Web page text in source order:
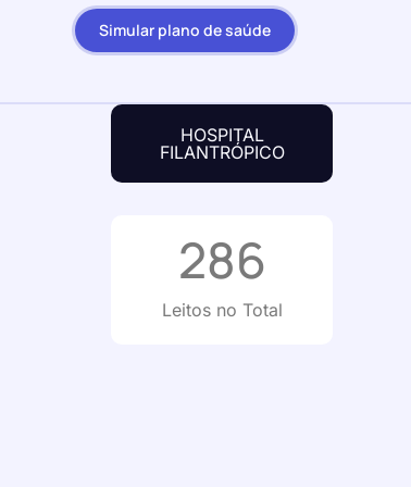
Simular plano de saúde
HOSPITAL
FILANTRÓPICO
Leitos no Total
286